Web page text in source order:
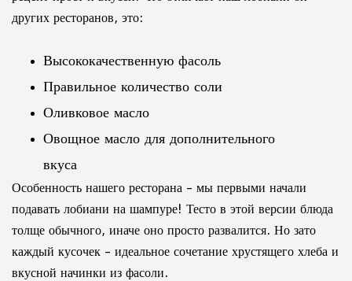
других ресторанов, это:
Высококачественную фасоль
Правильное количество соли
Оливковое масло
Овощное масло для дополнительного
вкуса
Особенность нашего ресторана – мы первыми начали
подавать лобиани на шампуре! Тесто в этой версии блюда
толще обычного, иначе оно просто развалится. Но зато
каждый кусочек – идеальное сочетание хрустящего хлеба и
вкусной начинки из фасоли.